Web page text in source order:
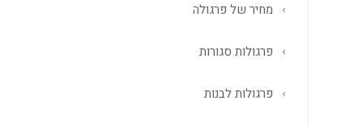
מחיר של פרגולה
פרגולות סגורות
פרגולות לבנות